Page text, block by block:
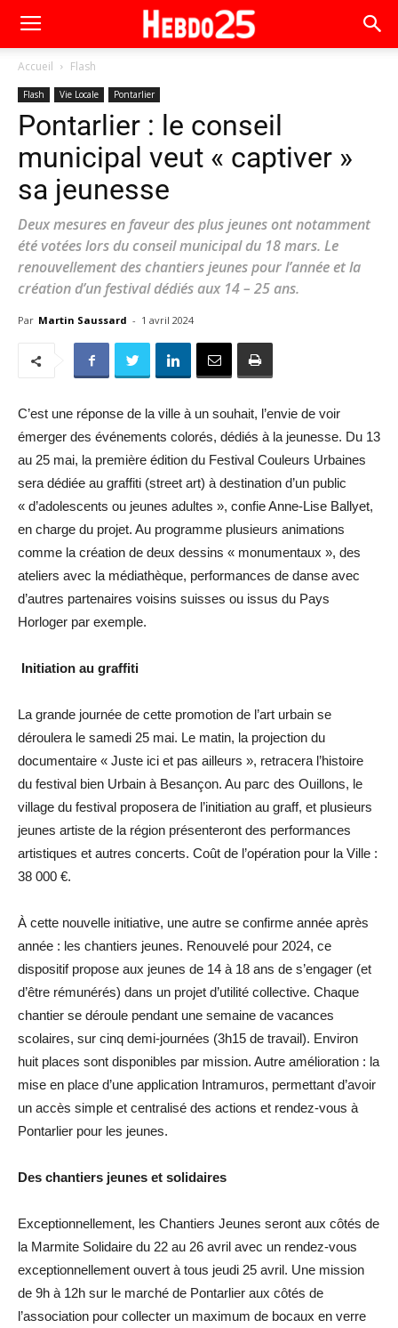
Accueil Flash
Flash Vie Locale Pontarlier
Pontarlier : le conseil
municipal veut « captiver »
sa jeunesse
Deux mesures en faveur des plus jeunes ont notamment
été votées lors du conseil municipal du 18 mars. Le
renouvellement des chantiers jeunes pour l’année et la
création d’un festival dédiés aux 14 – 25 ans.
Par Martin Saussard - 1 avril 2024
C’est une réponse de la ville à un souhait, l’envie de voir
émerger des événements colorés, dédiés à la jeunesse. Du 13
au 25 mai, la première édition du Festival Couleurs Urbaines
sera dédiée au graffiti (street art) à destination d’un public
« d’adolescents ou jeunes adultes », confie Anne-Lise Ballyet,
en charge du projet. Au programme plusieurs animations
comme la création de deux dessins « monumentaux », des
ateliers avec la médiathèque, performances de danse avec
d’autres partenaires voisins suisses ou issus du Pays
Horloger par exemple.
Initiation au graffiti
La grande journée de cette promotion de l’art urbain se
déroulera le samedi 25 mai. Le matin, la projection du
documentaire « Juste ici et pas ailleurs », retracera l’histoire
du festival bien Urbain à Besançon. Au parc des Ouillons, le
village du festival proposera de l’initiation au graff, et plusieurs
jeunes artiste de la région présenteront des performances
artistiques et autres concerts. Coût de l’opération pour la Ville :
38 000 €.
À cette nouvelle initiative, une autre se confirme année après
année : les chantiers jeunes. Renouvelé pour 2024, ce
dispositif propose aux jeunes de 14 à 18 ans de s’engager (et
d’être rémunérés) dans un projet d’utilité collective. Chaque
chantier se déroule pendant une semaine de vacances
scolaires, sur cinq demi-journées (3h15 de travail). Environ
huit places sont disponibles par mission. Autre amélioration : la
mise en place d’une application Intramuros, permettant d’avoir
un accès simple et centralisé des actions et rendez-vous à
Pontarlier pour les jeunes.
Des chantiers jeunes et solidaires
Exceptionnellement, les Chantiers Jeunes seront aux côtés de
la Marmite Solidaire du 22 au 26 avril avec un rendez-vous
exceptionnellement ouvert à tous jeudi 25 avril. Une mission
de 9h à 12h sur le marché de Pontarlier aux côtés de
l’association pour collecter un maximum de bocaux en verre